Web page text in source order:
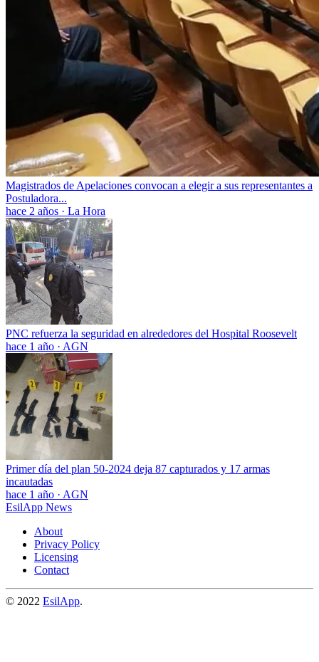
Magistrados de Apelaciones convocan a elegir a sus representantes a
Postuladora...
hace 2 años · La Hora
PNC refuerza la seguridad en alrededores del Hospital Roosevelt
hace 1 año · AGN
Primer día del plan 50-2024 deja 87 capturados y 17 armas
incautadas
hace 1 año · AGN
EsilApp News
About
Privacy Policy
Licensing
Contact
© 2022 EsilApp.